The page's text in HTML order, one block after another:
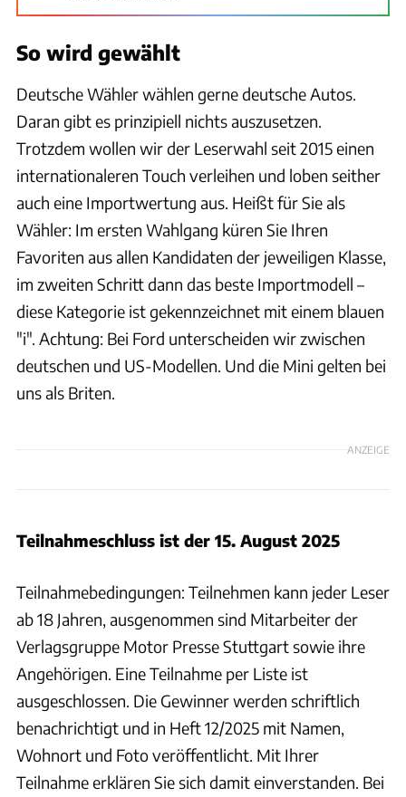
So wird gewählt
Deutsche Wähler wählen gerne deutsche Autos.
Daran gibt es prinzipiell nichts auszusetzen.
Trotzdem wollen wir der Leserwahl seit 2015 einen
internationaleren Touch verleihen und loben seither
auch eine Importwertung aus. Heißt für Sie als
Wähler: Im ersten Wahlgang küren Sie Ihren
Favoriten aus allen Kandidaten der jeweiligen Klasse,
im zweiten Schritt dann das beste Importmodell –
diese Kategorie ist gekennzeichnet mit einem blauen
"i". Achtung: Bei Ford unterscheiden wir zwischen
deutschen und US-Modellen. Und die Mini gelten bei
uns als Briten.
ANZEIGE
Teilnahmeschluss ist der 15. August 2025
Teilnahmebedingungen: Teilnehmen kann jeder Leser
ab 18 Jahren, ausgenommen sind Mitarbeiter der
Verlagsgruppe Motor Presse Stuttgart sowie ihre
Angehörigen. Eine Teilnahme per Liste ist
ausgeschlossen. Die Gewinner werden schriftlich
benachrichtigt und in Heft 12/2025 mit Namen,
Wohnort und Foto veröffentlicht. Mit Ihrer
Teilnahme erklären Sie sich damit einverstanden. Bei